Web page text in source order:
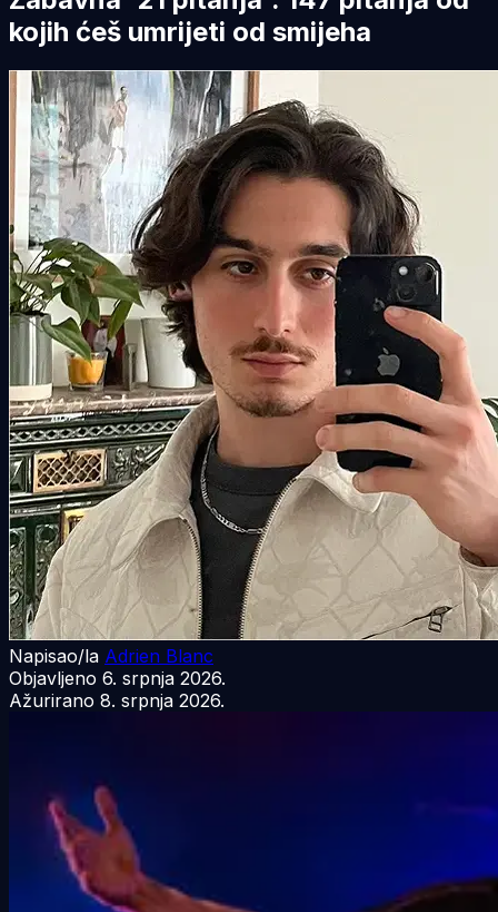
kojih ćeš umrijeti od smijeha
Napisao/la Adrien Blanc
Objavljeno 6. srpnja 2026.
Ažurirano 8. srpnja 2026.